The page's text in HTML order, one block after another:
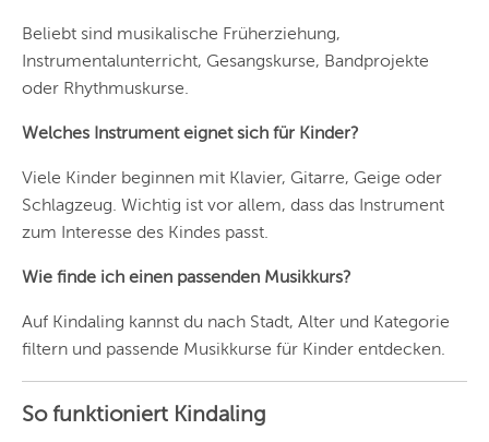
NÜRNBERG
WIEN
Beliebt sind musikalische Früherziehung,
Instrumentalunterricht, Gesangskurse, Bandprojekte
oder Rhythmuskurse.
Welches Instrument eignet sich für Kinder?
Viele Kinder beginnen mit Klavier, Gitarre, Geige oder
Schlagzeug. Wichtig ist vor allem, dass das Instrument
zum Interesse des Kindes passt.
Wie finde ich einen passenden Musikkurs?
Auf Kindaling kannst du nach Stadt, Alter und Kategorie
filtern und passende Musikkurse für Kinder entdecken.
So funktioniert Kindaling